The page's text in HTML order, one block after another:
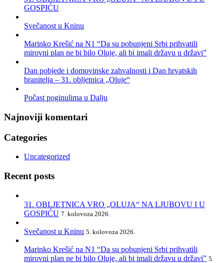
GOSPIĆU
Svečanost u Kninu
Marinko Krešić na N1 “Da su pobunjeni Srbi prihvatili
mirovni plan ne bi bilo Oluje, ali bi imali državu u državi”
Dan pobjede i domovinske zahvalnosti i Dan hrvatskih
branitelja – 31. obljetnica „Oluje“
Počast poginulima u Dalju
Najnoviji komentari
Categories
Uncategorized
Recent posts
31. OBLJETNICA VRO „OLUJA“ NA LJUBOVU I U
GOSPIĆU 7. kolovoza 2026.
Svečanost u Kninu 5. kolovoza 2026.
Marinko Krešić na N1 “Da su pobunjeni Srbi prihvatili
mirovni plan ne bi bilo Oluje, ali bi imali državu u državi” 5.